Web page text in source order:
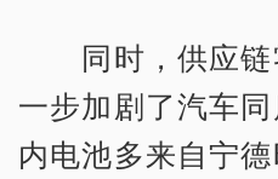
同时，供应链
一步加剧了汽车
内电池多来自宁